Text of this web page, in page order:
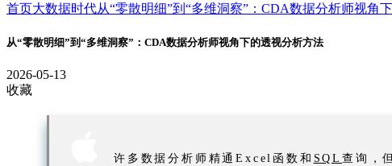
首页大数据时代从“零散明细”到“多维洞察”：CDA数据分析师视角
从“零散明细”到“多维洞察”：CDA数据分析师视角下的透视分析方法
2026-05-13
收藏
许多数据分析师精通Excel函数和 SQL查询，